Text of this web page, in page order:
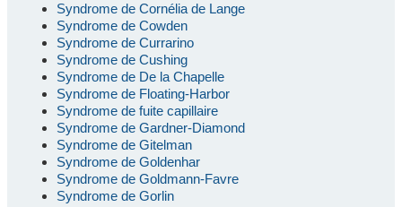
Syndrome de Cornélia de Lange
Syndrome de Cowden
Syndrome de Currarino
Syndrome de Cushing
Syndrome de De la Chapelle
Syndrome de Floating-Harbor
Syndrome de fuite capillaire
Syndrome de Gardner-Diamond
Syndrome de Gitelman
Syndrome de Goldenhar
Syndrome de Goldmann-Favre
Syndrome de Gorlin